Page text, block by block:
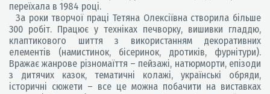
переїхала в 1984 році.
За роки творчої праці Тетяна Олексіївна створила більше
300 робіт. Працює у техніках печворку, вишивки гладдю,
клаптикового шиття з використанням декоративних
елементів (намистинок, бісеринок, дротиків, фурнітури).
Вражає жанрове різномаїття – пейзажі, натюрморти, епізоди
з дитячих казок, тематичні колажі, українські обряди,
історичні сюжети – все це можна побачити на виставках